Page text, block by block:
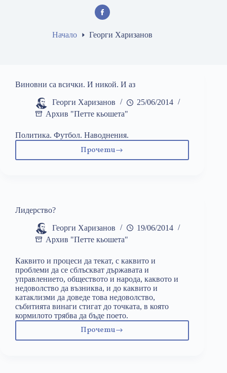
Начало Георги Харизанов
Виновни са всички. И никой. И аз
Георги Харизанов
25/06/2014
Архив "Петте кьошета"
Политика. Футбол. Наводнения.
ПрочетиВиновни
Лидерство?
Георги Харизанов
19/06/2014
Архив "Петте кьошета"
Каквито и процеси да текат, с каквито и
проблеми да се сблъскват държавата и
управлението, обществото и народа, каквото и
недоволство да възниква, и до каквито и
катаклизми да доведе това недоволство,
събитията винаги стигат до точката, в която
кормилото трябва да бъде поето.
ПрочетиЛидерство?